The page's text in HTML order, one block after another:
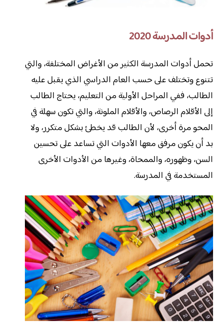
أدوات المدرسة 2020
تحمل أدوات المدرسة الكثير من الأغراض المختلفة، والتي
تتنوع وتختلف على حسب العام الدراسي الذي يقبل عليه
الطالب، ففي المراحل الأولية من التعليم، يحتاج الطالب
إلى الأقلام الرصاص، والأقلام الملونة، والتي تكون سهلة في
المحو مرة أخرى، لأن الطالب قد يخطئ بشكل متكرر، ولا
بد أن يكون مرفق معها الأدوات التي تساعد على تحسين
السن، وظهوره، والممحاة، وغيرها من الأدوات الأخرى
المستخدمة في المدرسة.